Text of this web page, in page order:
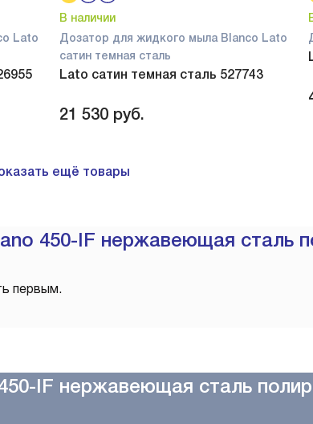
Lato
В наличии
Дозатор для жидкого мыла Blanco Lato
сатин темная сталь
Lato сатин темная сталь 527743
21 530 руб.
ещё товары
450-IF нержавеющая сталь
первым.
IF нержавеющая сталь